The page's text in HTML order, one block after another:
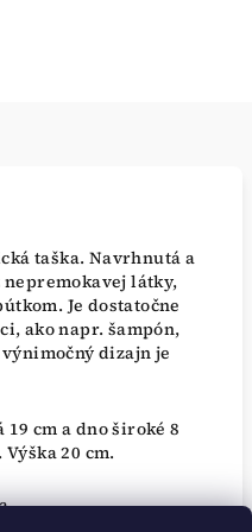
taška. Navrhnutá a
látky,
Je dostatočne
ako napr. šampón,
dizajn je
cm a dno široké 8
20 cm.